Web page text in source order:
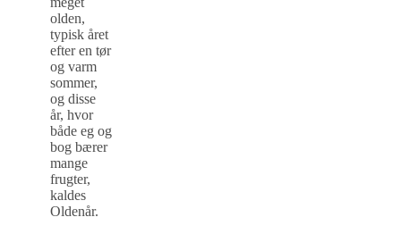
olden,
typisk året
efter en tør
og varm
sommer,
og disse
år, hvor
både eg og
bog bærer
mange
frugter,
kaldes
Oldenår.